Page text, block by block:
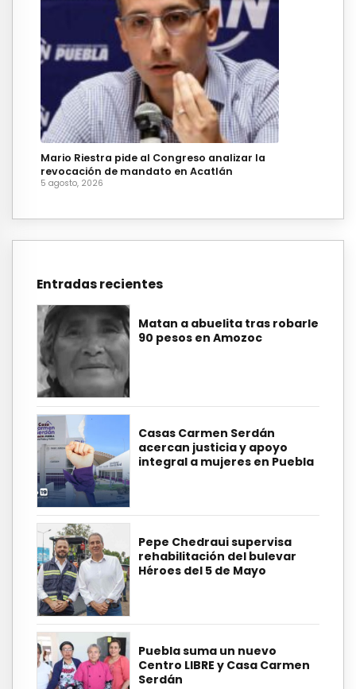
Mario Riestra pide al Congreso analizar la
revocación de mandato en Acatlán
5 agosto, 2026
Entradas recientes
Matan a abuelita tras robarle
90 pesos en Amozoc
Casas Carmen Serdán
acercan justicia y apoyo
integral a mujeres en Puebla
Pepe Chedraui supervisa
rehabilitación del bulevar
Héroes del 5 de Mayo
Puebla suma un nuevo
Centro LIBRE y Casa Carmen
Serdán